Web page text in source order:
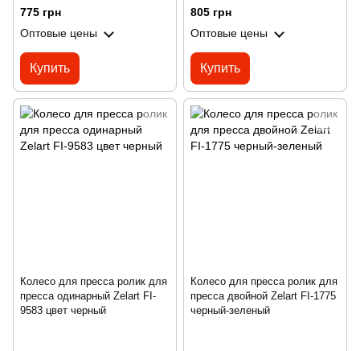
775 грн
Оптовые цены
Купить
805 грн
Оптовые цены
Купить
Колесо для пресса ролик для
пресса одинарный Zelart FI-
9583 цвет черный
Колесо для пресса ролик для
пресса двойной Zelart FI-1775
черный-зеленый